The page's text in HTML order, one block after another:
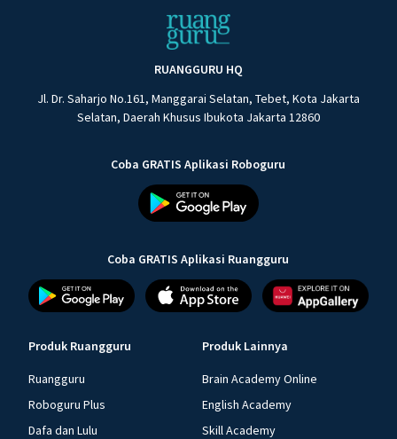
RUANGGURU HQ
Jl. Dr. Saharjo No.161, Manggarai Selatan, Tebet, Kota Jakarta
Selatan, Daerah Khusus Ibukota Jakarta 12860
Coba GRATIS Aplikasi Roboguru
Coba GRATIS Aplikasi Ruangguru
Produk Ruangguru
Ruangguru
Roboguru Plus
Dafa dan Lulu
Produk Lainnya
Brain Academy Online
English Academy
Skill Academy